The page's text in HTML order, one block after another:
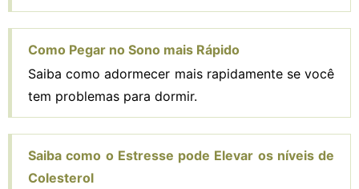
Como Pegar no Sono mais Rápido
Saiba como adormecer mais rapidamente se você
tem problemas para dormir.
Saiba como o Estresse pode Elevar os níveis de
Colesterol